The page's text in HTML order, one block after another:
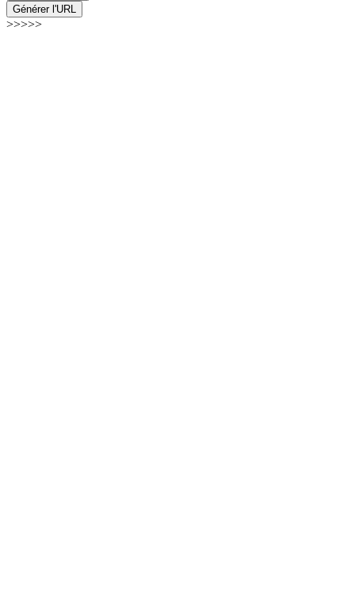
Générer l'URL
>>>>>